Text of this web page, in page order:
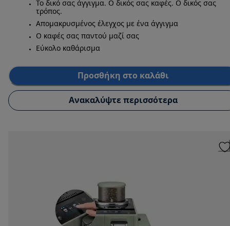
Το δικό σας άγγιγμα. Ο δικός σας καφές. Ο δικός σας
τρόπος.
Απομακρυσμένος έλεγχος με ένα άγγιγμα
Ο καφές σας παντού μαζί σας
Εύκολο καθάρισμα
Προσθήκη στο καλάθι
Ανακαλύψτε περισσότερα